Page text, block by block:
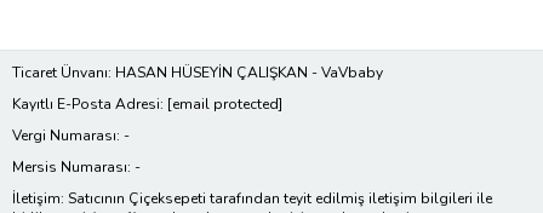
Ticaret Ünvanı: HASAN HÜSEYİN ÇALIŞKAN - VaVbaby
Kayıtlı E-Posta Adresi: [email protected]
Vergi Numarası: -
Mersis Numarası: -
İletişim: Satıcının Çiçeksepeti tarafından teyit edilmiş iletişim bilgileri ile